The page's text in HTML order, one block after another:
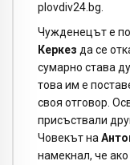
plovdiv24.bg.
Чужденецът е
Керкез да се
сумарно става
това им е
своя отговор.
присъствали
Човекът на
намекнал, че